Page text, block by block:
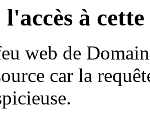
l'accès à
web de
car la